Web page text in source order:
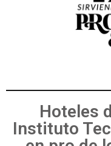
Hoteles
Instituto